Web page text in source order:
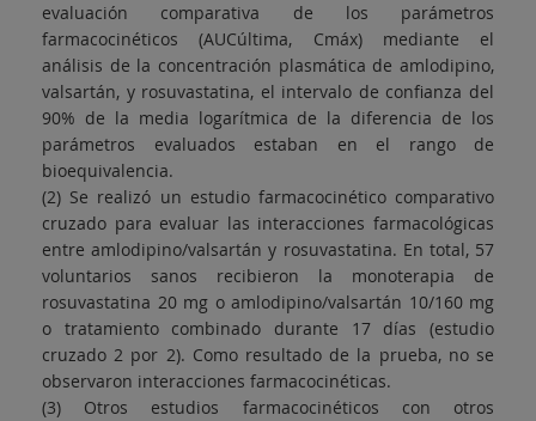
evaluación comparativa de los parámetros
farmacocinéticos (AUCúltima, Cmáx) mediante el
análisis de la concentración plasmática de amlodipino,
valsartán, y rosuvastatina, el intervalo de confianza del
90% de la media logarítmica de la diferencia de los
parámetros evaluados estaban en el rango de
bioequivalencia.
(2) Se realizó un estudio farmacocinético comparativo
cruzado para evaluar las interacciones farmacológicas
entre amlodipino/valsartán y rosuvastatina. En total, 57
voluntarios sanos recibieron la monoterapia de
rosuvastatina 20 mg o amlodipino/valsartán 10/160 mg
o tratamiento combinado durante 17 días (estudio
cruzado 2 por 2). Como resultado de la prueba, no se
observaron interacciones farmacocinéticas.
(3) Otros estudios farmacocinéticos con otros